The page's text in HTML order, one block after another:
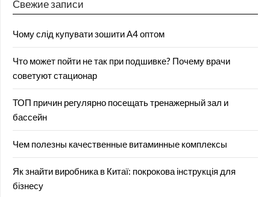
Свежие записи
Чому слід купувати зошити А4 оптом
Что может пойти не так при подшивке? Почему врачи
советуют стационар
ТОП причин регулярно посещать тренажерный зал и
бассейн
Чем полезны качественные витаминные комплексы
Як знайти виробника в Китаї: покрокова інструкція для
бізнесу